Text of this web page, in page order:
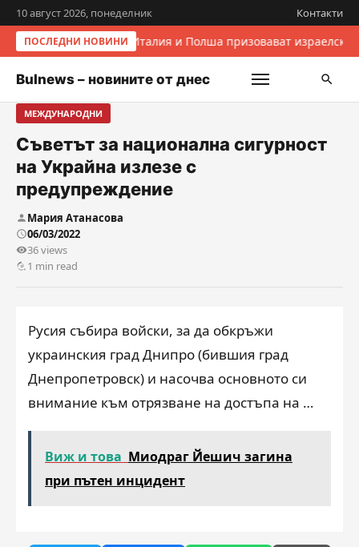
10 август 2026, понеделник Контакти
ПОСЛЕДНИ НОВИНИ Италия и Полша призовават
Bulnews – новините от днес
МЕЖДУНАРОДНИ
Съветът за национална сигурност
на Украйна излезе с
предупреждение
Мария Атанасова
06/03/2022
36 views
1 min read
Русия събира войски, за да обкръжи
украинския град Днипро (бившия град
Днепропетровск) и насочва основното си
внимание към отрязване на достъпа на …
Виж и това Миодраг Йешич загина
при пътен инцидент